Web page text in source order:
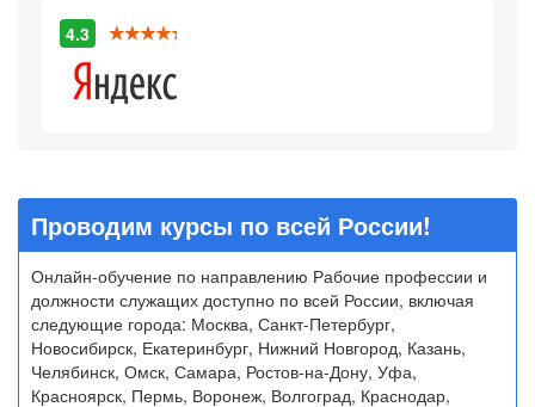
4.3
Проводим курсы по всей России!
Онлайн-обучение по направлению Рабочие профессии и
должности служащих доступно по всей России, включая
следующие города: Москва, Санкт-Петербург,
Новосибирск, Екатеринбург, Нижний Новгород, Казань,
Челябинск, Омск, Самара, Ростов-на-Дону, Уфа,
Красноярск, Пермь, Воронеж, Волгоград, Краснодар,